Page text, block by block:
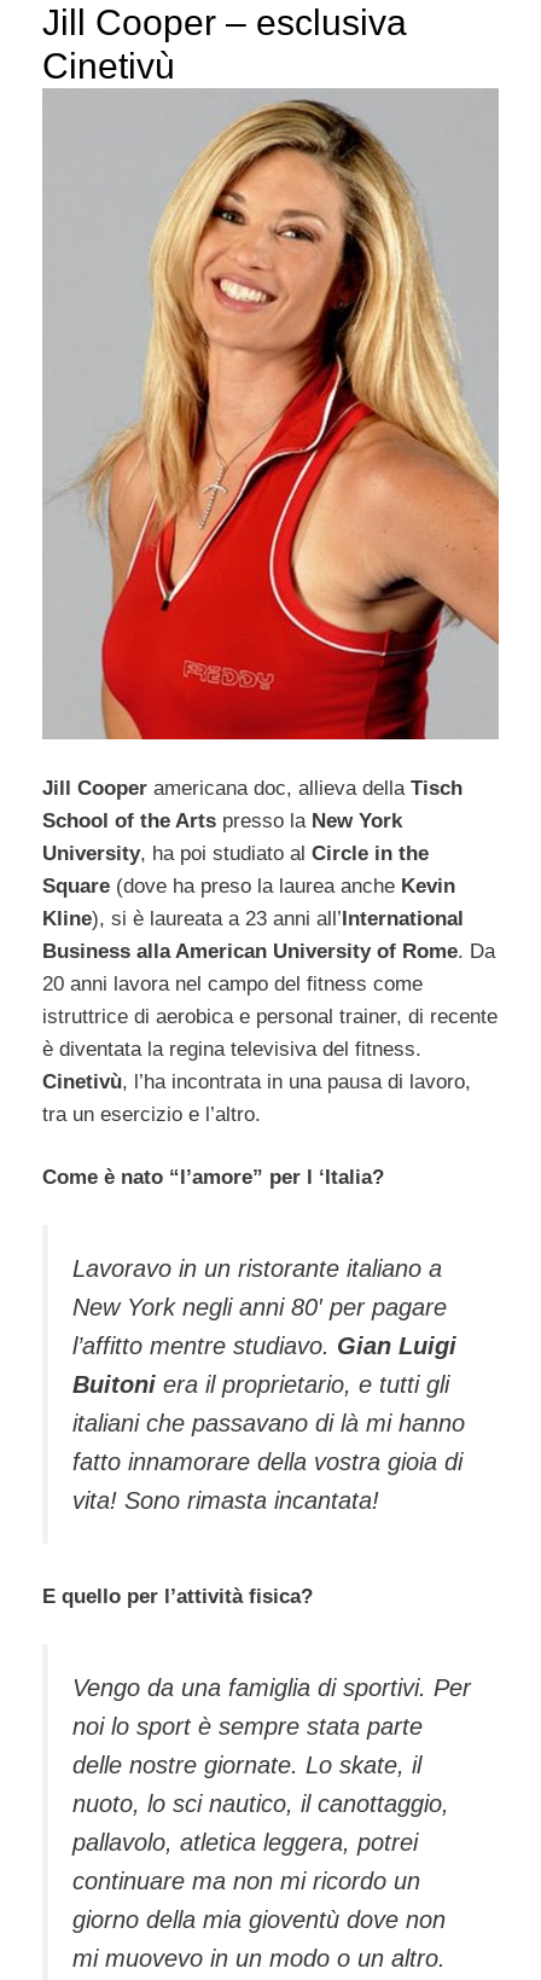
Jill Cooper – esclusiva
Cinetivù
Jill Cooper americana doc, allieva della Tisch
School of the Arts presso la New York
University, ha poi studiato al Circle in the
Square (dove ha preso la laurea anche Kevin
Kline), si è laureata a 23 anni all’International
Business alla American University of Rome. Da
20 anni lavora nel campo del fitness come
istruttrice di aerobica e personal trainer, di recente
è diventata la regina televisiva del fitness.
Cinetivù, l’ha incontrata in una pausa di lavoro,
tra un esercizio e l’altro.
Come è nato “l’amore” per l ‘Italia?
Lavoravo in un ristorante italiano a
New York negli anni 80′ per pagare
l’affitto mentre studiavo. Gian Luigi
Buitoni era il proprietario, e tutti gli
italiani che passavano di là mi hanno
fatto innamorare della vostra gioia di
vita! Sono rimasta incantata!
E quello per l’attività fisica?
Vengo da una famiglia di sportivi. Per
noi lo sport è sempre stata parte
delle nostre giornate. Lo skate, il
nuoto, lo sci nautico, il canottaggio,
pallavolo, atletica leggera, potrei
continuare ma non mi ricordo un
giorno della mia gioventù dove non
mi muovevo in un modo o un altro.